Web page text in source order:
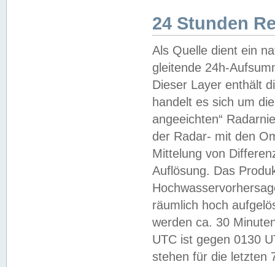
24 Stunden
Als Quelle dient ein
gleitende 24h-
Dieser Layer enthält
handelt es sich um
angeeichten“
der Radar- mit den
Mittelung von
Auflösung. Das
räumlich hoch
werden ca. 30
UTC ist gegen 0130
stehen für die letzten